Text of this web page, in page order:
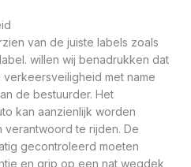
van de juiste labels zoals
willen wij benadrukken dat
met name
de bestuurder. Het
kan aanzienlijk worden
te rijden. De
gecontroleerd moeten
en grip op een nat wegdek